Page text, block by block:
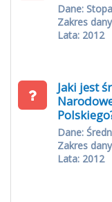
Dane:
Zakres
Lata: 2012
Jaki jest
Dane:
Zakres
Lata: 2012